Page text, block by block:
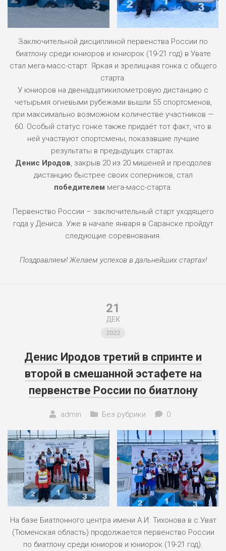
Заключительной дисциплиной первенства России по
биатлону среди юниоров и юниорок (19-21 год) в Увате
стал мега-масс-старт. Яркая и зрелищная гонка с общего
старта.
У юниоров на двенадцатикилометровую дистанцию с
четырьмя огневыми рубежами вышли 55 спортсменов,
при максимально возможном количестве участников —
60. Особый статус гонке также придаёт тот факт, что в
ней участвуют спортсмены, показавшие лучшие
результаты в предыдущих стартах.
Денис Иродов, закрыв 20 из 20 мишеней и преодолев
дистанцию быстрее своих соперников, стал
победителем мега-масс-старта.
Первенство России – заключительный старт уходящего
года у Дениса. Уже в начале января в Саранске пройдут
следующие соревнования.
Поздравляем! Желаем успехов в дальнейших стартах!
21
ДЕК
2022
Денис Иродов третий в спринте и
второй в смешанной эстафете на
первенстве России по биатлону
admin Без рубрики 0
На базе Биатлонного центра имени А.И. Тихонова в с.Уват
(Тюменская область) продолжается первенство России
по биатлону среди юниоров и юниорок (19-21 год).